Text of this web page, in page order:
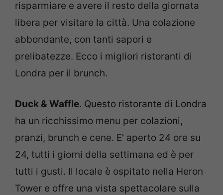
risparmiare e avere il resto della giornata
libera per visitare la città. Una colazione
abbondante, con tanti sapori e
prelibatezze. Ecco i migliori ristoranti di
Londra per il brunch.
Duck & Waffle. Questo ristorante di Londra
ha un ricchissimo menu per colazioni,
pranzi, brunch e cene. E’ aperto 24 ore su
24, tutti i giorni della settimana ed è per
tutti i gusti. Il locale è ospitato nella Heron
Tower e offre una vista spettacolare sulla